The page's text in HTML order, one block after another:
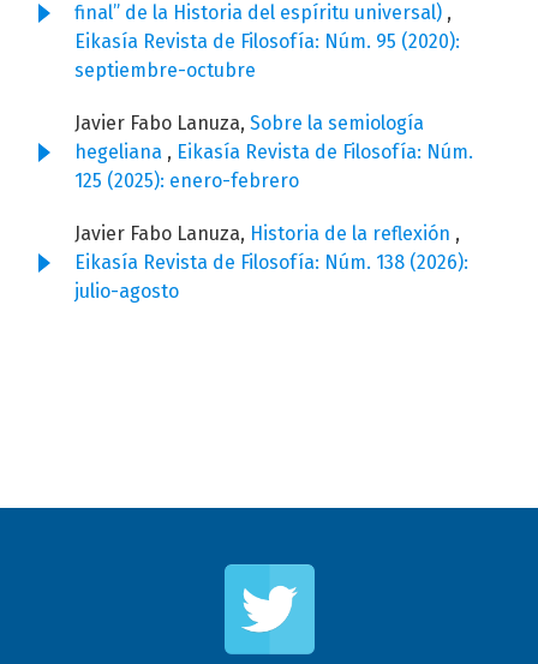
final” de la Historia del espíritu universal) ,
Eikasía Revista de Filosofía: Núm. 95 (2020):
septiembre-octubre
Javier Fabo Lanuza, Sobre la semiología
hegeliana , Eikasía Revista de Filosofía: Núm.
125 (2025): enero-febrero
Javier Fabo Lanuza, Historia de la reflexión ,
Eikasía Revista de Filosofía: Núm. 138 (2026):
julio-agosto